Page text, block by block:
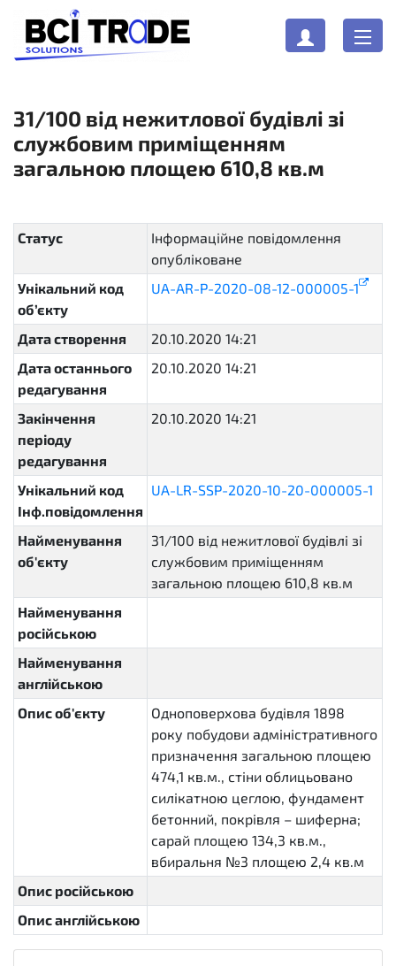
31/100 від нежитлової будівлі зі
службовим приміщенням
загальною площею 610,8 кв.м
Статус
Інформаційне повідомлення
опубліковане
Унікальний код
об’єкту
UA-AR-P-2020-08-12-000005-1
Дата створення
20.10.2020 14:21
Дата останнього
редагування
20.10.2020 14:21
Закінчення
періоду
редагування
20.10.2020 14:21
Унікальний код
Інф.повідомлення
UA-LR-SSP-2020-10-20-000005-1
Найменування
об'єкту
31/100 від нежитлової будівлі зі
службовим приміщенням
загальною площею 610,8 кв.м
Найменування
російською
Найменування
англійською
Опис об'єкту
Одноповерхова будівля 1898
року побудови адміністративного
призначення загальною площею
474,1 кв.м., стіни облицьовано
силікатною цеглою, фундамент
бетонний, покрівля – шиферна;
сарай площею 134,3 кв.м.,
вбиральня №3 площею 2,4 кв.м
Опис російською
Опис англійською